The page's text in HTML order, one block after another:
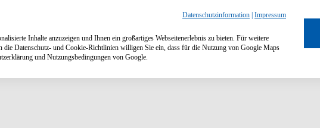
Datenschutzinformation Impressum
Inhalte anzuzeigen und Ihnen ein großartiges Webseitenerlebnis zu bieten. Für weitere
Datenschutz- und Cookie-Richtlinien willigen Sie ein, dass für die Nutzung von Google Maps
und Nutzungsbedingungen von Google.